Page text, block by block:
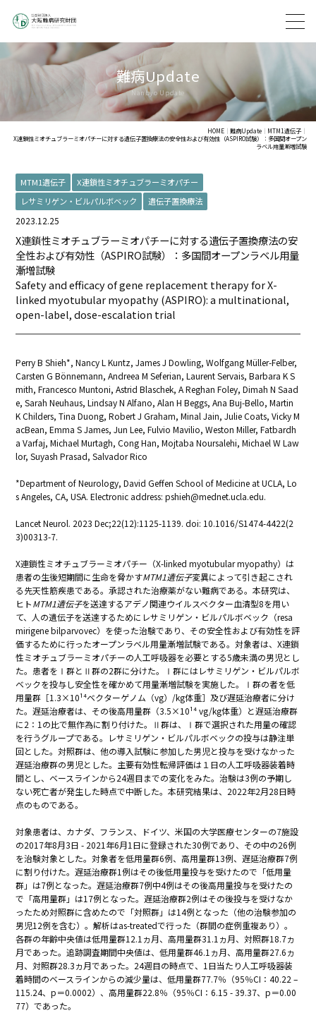
難病Update
HOME 難病Update
MTM1遺伝子
X連鎖性ミオチュブラーミオパチーに対する遺伝子置換療法の安全性および有効性（ASPIRO試験）：多国間オープン
ラベル用量漸増試験
MTM1遺伝子
X連鎖性ミオチュブラーミオパチー
レサミリゲン・ビルパルボベック
遺伝子置換療法
2023.12.25
X連鎖性ミオチュブラーミオパチーに対する遺伝子置換療法の安
全性および有効性（ASPIRO試験）：多国間オープンラベル用量
漸増試験
Safety and efficacy of gene replacement therapy for X-
linked myotubular myopathy (ASPIRO): a multinational,
open-label, dose-escalation trial
Perry B Shieh*, Nancy L Kuntz, James J Dowling, Wolfgang Müller-Felber,
Carsten G Bönnemann, Andreea M Seferian, Laurent Servais, Barbara K S
mith, Francesco Muntoni, Astrid Blaschek, A Reghan Foley, Dimah N Saad
e, Sarah Neuhaus, Lindsay N Alfano, Alan H Beggs, Ana Buj-Bello, Martin
K Childers, Tina Duong, Robert J Graham, Minal Jain, Julie Coats, Vicky M
acBean, Emma S James, Jun Lee, Fulvio Mavilio, Weston Miller, Fatbardh
a Varfaj, Michael Murtagh, Cong Han, Mojtaba Noursalehi, Michael W Law
lor, Suyash Prasad, Salvador Rico
*Department of Neurology, David Geffen School of Medicine at UCLA, Lo
s Angeles, CA, USA. Electronic address: pshieh@mednet.ucla.edu.
Lancet Neurol. 2023 Dec;22(12):1125-1139. doi: 10.1016/S1474-4422(2
3)00313-7.
X連鎖性ミオチュブラーミオパチー（X-linked myotubular myopathy）は
患者の生後短期間に生命を脅かすMTM1遺伝子変異によって引き起こされ
る先天性筋疾患である。承認された治療薬がない難病である。本研究は、
ヒトMTM1遺伝子を送達するアデノ関連ウイルスベクター血清型8を用い
て、人の遺伝子を送達するためにレサミリゲン・ビルパルボベック（resa
mirigene bilparvovec）を使った治験であり、その安全性および有効性を評
価するために行ったオープンラベル用量漸増試験である。対象者は、X連鎖
性ミオチュブラーミオパチーの人工呼吸器を必要とする5歳未満の男児とし
た。患者をⅠ群とⅡ群の2群に分けた。Ⅰ群にはレサミリゲン・ビルパルボ
ベックを投与し安全性を確かめて用量漸増試験を実施した。Ⅰ群の者を低
用量群［1.3×10¹⁴ベクターゲノム（vg）/kg体重］及び遅延治療者に分け
た。遅延治療者は、その後高用量群（3.5×10¹⁴ vg/kg体重）と遅延治療群
に2：1の比で無作為に割り付けた。Ⅱ群は、Ⅰ群で選択された用量の確認
を行うグループである。レサミリゲン・ビルパルボベックの投与は静注単
回とした。対照群は、他の導入試験に参加した男児と投与を受けなかった
遅延治療群の男児とした。主要有効性転帰評価は１日の人工呼吸器装着時
間とし、ベースラインから24週目までの変化をみた。治験は3例の予期し
ない死亡者が発生した時点で中断した。本研究結果は、2022年2月28日時
点のものである。
対象患者は、カナダ、フランス、ドイツ、米国の大学医療センターの7施設
の2017年8月3日 - 2021年6月1日に登録された30例であり、その中の26例
を治験対象とした。対象者を低用量群6例、高用量群13例、遅延治療群7例
に割り付けた。遅延治療群1例はその後低用量投与を受けたので「低用量
群」は7例となった。遅延治療群7例中4例はその後高用量投与を受けたの
で「高用量群」は17例となった。遅延治療群2例はその後投与を受けなか
ったため対照群に含めたので「対照群」は14例となった（他の治験参加の
男児12例を含む）。解析はas-treatedで行った（群間の症例重複あり）。
各群の年齢中央値は低用量群12.1ヵ月、高用量群31.1ヵ月、対照群18.7ヵ
月であった。追跡調査期間中央値は、低用量群46.1ヵ月、高用量群27.6ヵ
月、対照群28.3ヵ月であった。24週目の時点で、1日当たり人工呼吸器装
着時間のベースラインからの減少量は、低用量群77.7％（95％CI：40.22 –
115.24、p＝0.0002）、高用量群22.8％（95％CI：6.15 - 39.37、p＝0.00
77）であった。